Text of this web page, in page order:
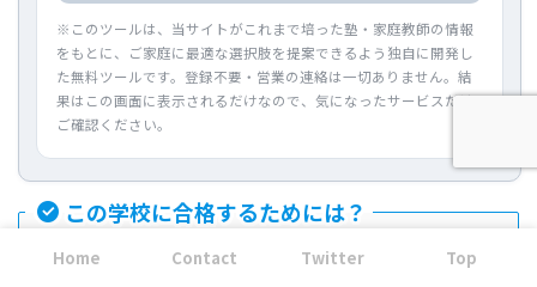
※このツールは、当サイトがこれまで培った塾・家庭教師の情報
をもとに、ご家庭に最適な選択肢を提案できるよう独自に開発し
た無料ツールです。登録不要・営業の連絡は一切ありません。結
果はこの画面に表示されるだけなので、気になったサービスだけ
ご確認ください。
この学校に合格するためには？
思考停止で集団塾に通ってませんか？
Home Contact Twitter Top